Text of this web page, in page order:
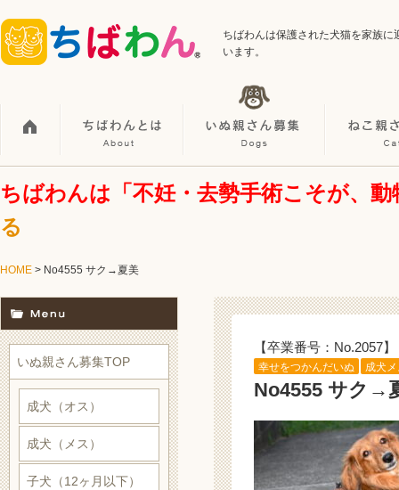
ちばわんは保護された犬猫を家族
います。
ちばわんは「不妊・去勢手術こそが、
る
HOME > No4555 サク→夏美
【卒業番号：No.2057】
幸せをつかんだいぬ 成犬
No4555 サク→
いぬ親さん募集TOP
成犬（オス）
成犬（メス）
子犬（12ヶ月以下）